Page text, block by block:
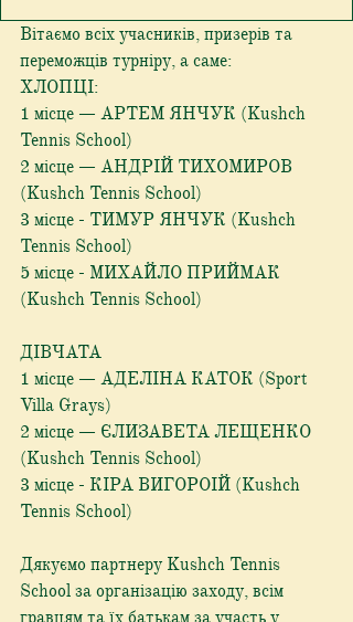
Вітаємо всіх учасників, призерів та
переможців турніру, а саме:
ХЛОПЦІ:
1 місце — АРТЕМ ЯНЧУК (Kushch
Tennis School)
2 місце — АНДРІЙ ТИХОМИРОВ
(Kushch Tennis School)
3 місце - ТИМУР ЯНЧУК (Kushch
Tennis School)
5 місце - МИХАЙЛО ПРИЙМАК
(Kushch Tennis School)
ДІВЧАТА
1 місце — АДЕЛІНА КАТОК (Sport
Villa Grays)
2 місце — ЄЛИЗАВЕТА ЛЕЩЕНКО
(Kushch Tennis School)
3 місце - КІРА ВИГОРОІЙ (Kushch
Tennis School)
Дякуємо партнеру Kushch Tennis
School за організацію заходу, всім
гравцям та їх батькам за участь у